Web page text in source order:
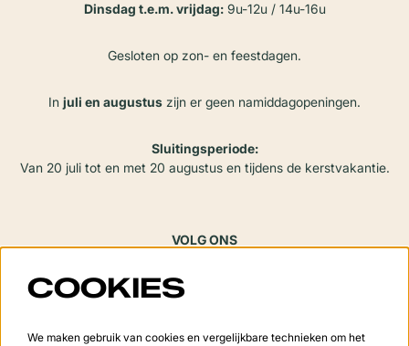
Dinsdag t.e.m. vrijdag:9u-12u / 14u-16u
Gesloten op zon- en feestdagen.
In juli en augustus zijn er geen namiddagopeningen.
Sluitingsperiode:
Van 20 juli tot en met 20 augustus en tijdens de kerstvakantie.
VOLG ONS
Meld je aan voor de nieuwsbrief
COOKIES
We maken gebruik van cookies en vergelijkbare technieken om het